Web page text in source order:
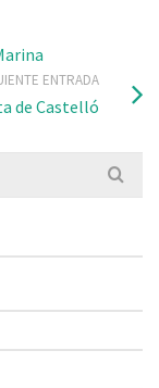
ENTRADA
de Castelló